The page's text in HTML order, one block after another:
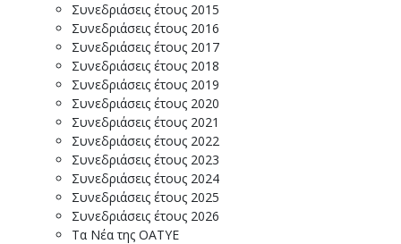
Συνεδριάσεις έτους 2015
Συνεδριάσεις έτους 2016
Συνεδριάσεις έτους 2017
Συνεδριάσεις έτους 2018
Συνεδριάσεις έτους 2019
Συνεδριάσεις έτους 2020
Συνεδριάσεις έτους 2021
Συνεδριάσεις έτους 2022
Συνεδριάσεις έτους 2023
Συνεδριάσεις έτους 2024
Συνεδριάσεις έτους 2025
Συνεδριάσεις έτους 2026
Τα Νέα της ΟΑΤΥΕ